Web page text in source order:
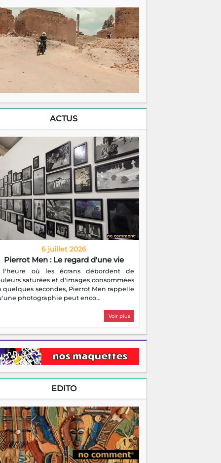
ACTUS
6 juillet 2026
Pierrot Men : Le regard d'une vie
l'heure où les écrans débordent de
saturées et d'images consommées
quelques secondes, Pierrot Men rappelle
photographie peut enco...
Voir plus
EDITO